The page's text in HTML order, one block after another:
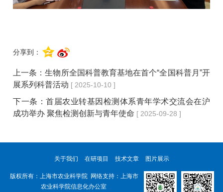
分享到：
上一条：生物所全国科普教育基地在首个“全国科普月”开
展系列科普活动 [ 2025-10-10 ]
下一条：首届农业转基因检测体系青年学术交流会在沪
成功举办 聚焦检测创新与青年使命 [ 2025-09-28 ]
关于我们 在研项目 技术文章 图片展示
版权所有：上海市农业科学院 网络支持：上海市
农业科学院信息化办公室